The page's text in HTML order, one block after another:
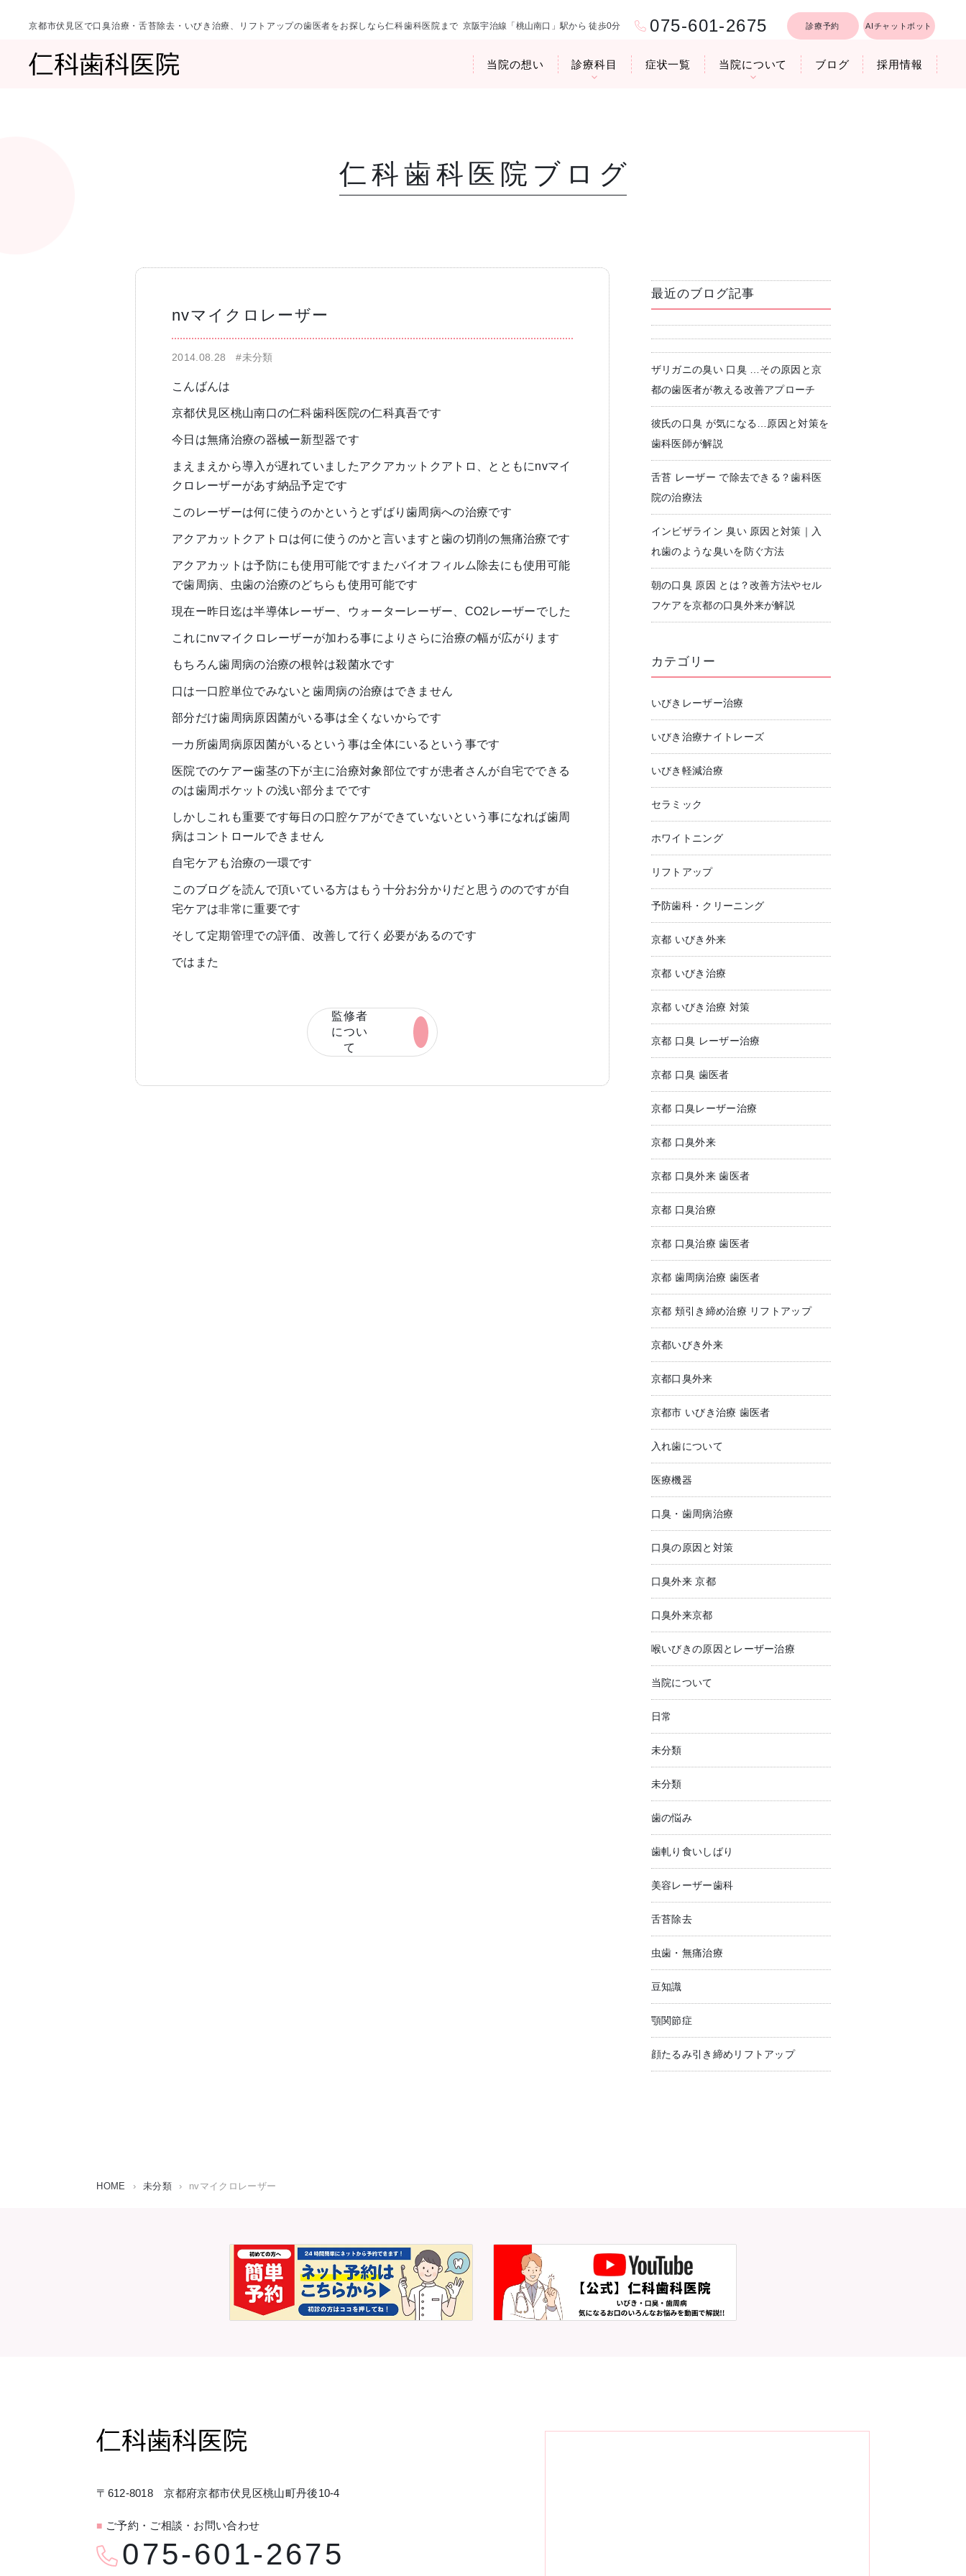
京都市伏見区で口臭治療・舌苔除去・いびき治療、リフトアップの歯医者をお探しなら仁科歯科医院まで 京阪宇治線「桃山南口」駅から 徒歩0分 075-601-2675 診療予約 AIチャットボット
当院の想い 診療科目
一般歯科・小児歯科 予防歯科・クリーニング
高齢者歯科・入れ歯
症状一覧 当院について
仁科歯科医院ブログ
ブログ 採用情報
仁科歯科医院ブログ
nvマイクロレーザー
2014.08.28#未分類
こんばんは
京都伏見区桃山南口の仁科歯科医院の仁科真吾です
今日は無痛治療の器械ー新型器です
まえまえから導入が遅れていましたアクアカットクアトロ、とともにnvマイ
クロレーザーがあす納品予定です
このレーザーは何に使うのかというとずばり歯周病への治療です
アクアカットクアトロは何に使うのかと言いますと歯の切削の無痛治療です
アクアカットは予防にも使用可能ですまたバイオフィルム除去にも使用可能
で歯周病、虫歯の治療のどちらも使用可能です
現在ー昨日迄は半導体レーザー、ウォーターレーザー、CO2レーザーでした
これにnvマイクロレーザーが加わる事によりさらに治療の幅が広がります
もちろん歯周病の治療の根幹は殺菌水です
口は一口腔単位でみないと歯周病の治療はできません
部分だけ歯周病原因菌がいる事は全くないからです
一カ所歯周病原因菌がいるという事は全体にいるという事です
医院でのケアー歯茎の下が主に治療対象部位ですが患者さんが自宅でできる
のは歯周ポケットの浅い部分までです
しかしこれも重要です毎日の口腔ケアができていないという事になれば歯周
病はコントロールできません
自宅ケアも治療の一環です
このブログを読んで頂いている方はもう十分お分かりだと思うののですが自
宅ケアは非常に重要です
そして定期管理での評価、改善して行く必要があるのです
ではまた
監修者
につい
て
最近のブログ記事
ザリガニの臭い 口臭 …その原因と京
都の歯医者が教える改善アプローチ
彼氏の口臭 が気になる…原因と対策を
歯科医師が解説
舌苔 レーザー で除去できる？歯科医
院の治療法
インビザライン 臭い 原因と対策｜入
れ歯のような臭いを防ぐ方法
朝の口臭 原因 とは？改善方法やセル
フケアを京都の口臭外来が解説
カテゴリー
いびきレーザー治療
いびき治療ナイトレーズ
いびき軽減治療
セラミック
ホワイトニング
リフトアップ
予防歯科・クリーニング
京都 いびき外来
京都 いびき治療
京都 いびき治療 対策
京都 口臭 レーザー治療
京都 口臭 歯医者
京都 口臭レーザー治療
京都 口臭外来
京都 口臭外来 歯医者
京都 口臭治療
京都 口臭治療 歯医者
京都 歯周病治療 歯医者
京都 頬引き締め治療 リフトアップ
京都いびき外来
京都口臭外来
京都市 いびき治療 歯医者
入れ歯について
医療機器
口臭・歯周病治療
口臭の原因と対策
口臭外来 京都
口臭外来京都
喉いびきの原因とレーザー治療
当院について
日常
未分類
未分類
歯の悩み
歯軋り食いしばり
美容レーザー歯科
舌苔除去
虫歯・無痛治療
豆知識
顎関節症
顔たるみ引き締めリフトアップ
HOME › 未分類 › nvマイクロレーザー
〒612-8018 京都府京都市伏見区桃山町丹後10-4
■ ご予約・ご相談・お問い合わせ
075-601-2675